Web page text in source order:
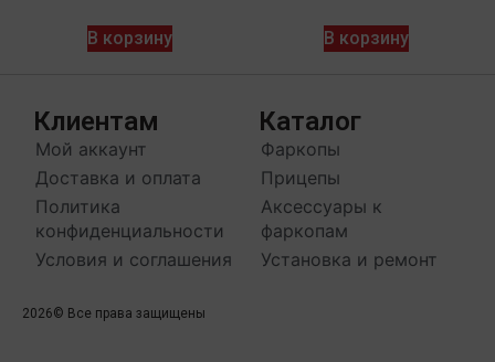
В корзину В корзину
Клиентам
Мой аккаунт
Доставка и оплата
Политика
конфиденциальности
Условия и соглашения
Каталог
Фаркопы
Прицепы
Аксессуары к
фаркопам
Установка и ремонт
2026© Все права защищены